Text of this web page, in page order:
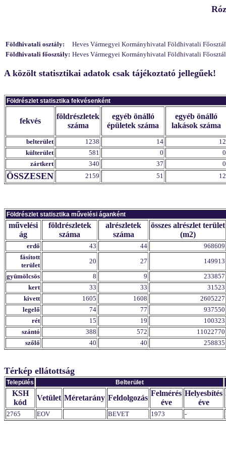
Földhivatali osztály:
Heves Vármegyei Kormányhivatal Földhivatali
Földhivatali főosztály: Heves Vármegyei Kormányhivatal Földhivatali
A közölt statisztikai adatok csak tájékoztató jellegűek!
Földrészlet statisztika fekvésenként
fekvés
földrészletek
száma
egyéb önálló
épületek száma
egyéb önálló
lakások száma
belterület 1238 14
12
külterület
581 0
0
zártkert
340 37 0
ÖSSZESEN 2159 51 12
Földrészlet statisztika művelési áganként
művelési
ág
földrészletek
száma
alrészletek
száma
összes alrészlet terület
(m2)
erdő 43 44
968609
fásított
terület
20 27
149913
gyümölcsös
8 9
233857
kert
33 33
31523
kivett
1605 1608
2605227
legelő
74 77
937550
rét
15 19
100323
szántó
388 572
11022770
szőlő
40 40 258835
Térkép ellátottság
Település Belterület
KSH
kód
Vetület Méretarány Feldolgozás
Felmérés
éve
Helyesbítés
éve
2765 EOV BEVET 1973 -